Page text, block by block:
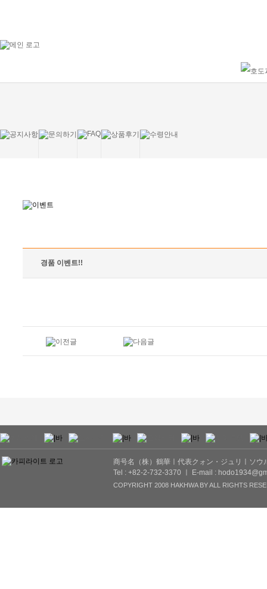
경품 이벤트!!
商号名（株）鶴華ㅣ代表クォン・ジュリㅣソ
Tel : +82-2-732-3370 ㅣ E-mail :
COPYRIGHT 2008 HAKHWA BY ALL RIGHTS